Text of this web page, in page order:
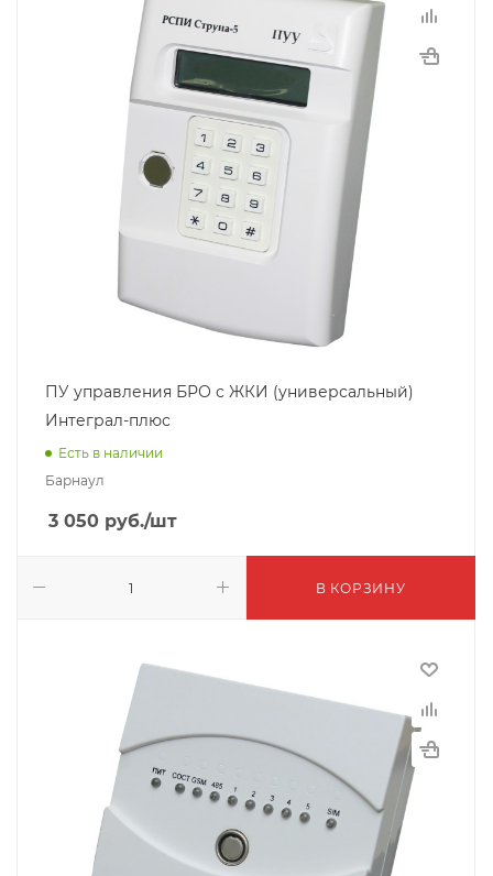
ПУ управления БРО с ЖКИ (универсальный)
Интеграл-плюс
Есть в наличии
Барнаул
3 050 руб./шт
В КОРЗИНУ